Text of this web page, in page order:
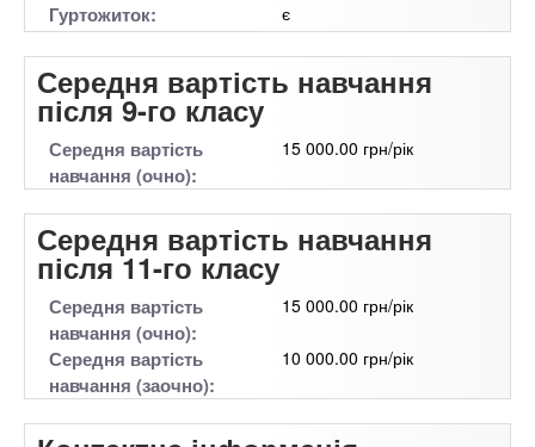
Гуртожиток: є
Середня вартість навчання
після 9-го класу
Середня вартість
навчання (очно):
15 000.00 грн/рік
Середня вартість навчання
після 11-го класу
Середня вартість
навчання (очно):
15 000.00 грн/рік
Середня вартість
навчання (заочно):
10 000.00 грн/рік